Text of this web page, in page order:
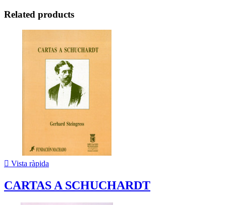
Related products
 Vista ràpida
CARTAS A SCHUCHARDT